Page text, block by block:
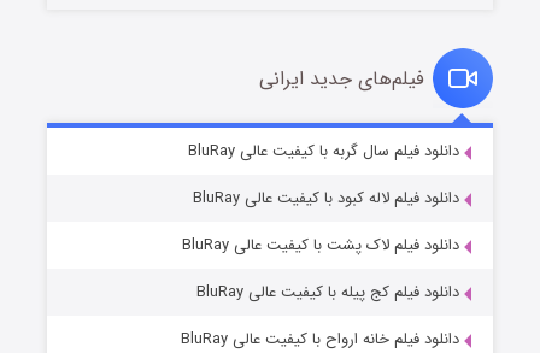
قسمت۷ (زیرنویس) منتشر شد
فیلم‌های جدید ایرانی
دانلود فیلم سال گربه با کیفیت عالی BluRay
دانلود فیلم لاله کبود با کیفیت عالی BluRay
دانلود فیلم لاک پشت با کیفیت عالی BluRay
دانلود فیلم کج‌ پیله با کیفیت عالی BluRay
دانلود فیلم خانه ارواح با کیفیت عالی BluRay